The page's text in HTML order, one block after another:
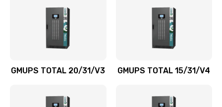
GMUPS TOTAL 20/31/V3 GMUPS TOTAL 15/31/V4